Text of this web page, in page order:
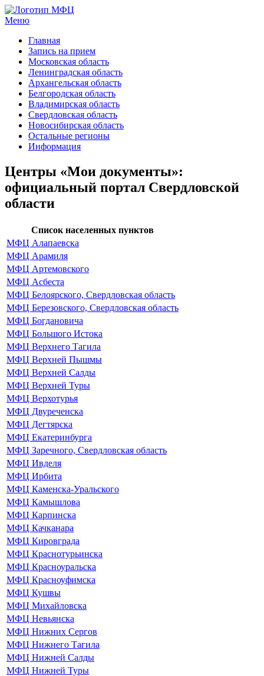
Меню
Главная
Запись на прием
Московская область
Ленинградская область
Архангельская область
Белгородская область
Владимирская область
Свердловская область
Новосибирская область
Остальные регионы
Информация
Центры «Мои документы»:
официальный портал Свердловской
области
Список населенных пунктов
МФЦ Алапаевска
МФЦ Арамиля
МФЦ Артемовского
МФЦ Асбеста
МФЦ Белоярского, Свердловская область
МФЦ Березовского, Свердловская область
МФЦ Богдановича
МФЦ Большого Истока
МФЦ Верхнего Тагила
МФЦ Верхней Пышмы
МФЦ Верхней Салды
МФЦ Верхней Туры
МФЦ Верхотурья
МФЦ Двуреченска
МФЦ Дегтярска
МФЦ Екатеринбурга
МФЦ Заречного, Свердловская область
МФЦ Ивделя
МФЦ Ирбита
МФЦ Каменска-Уральского
МФЦ Камышлова
МФЦ Карпинска
МФЦ Качканара
МФЦ Кировграда
МФЦ Краснотурьинска
МФЦ Красноуральска
МФЦ Красноуфимска
МФЦ Кушвы
МФЦ Михайловска
МФЦ Невьянска
МФЦ Нижних Сергов
МФЦ Нижнего Тагила
МФЦ Нижней Салды
МФЦ Нижней Туры